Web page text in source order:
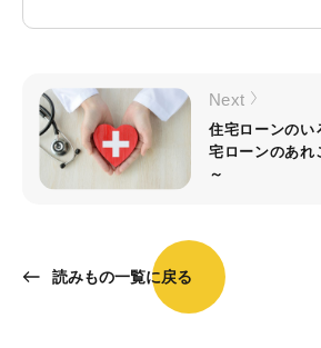
読みもの一覧に戻る
Next
住宅ローンのい
宅ローンのあれ
～